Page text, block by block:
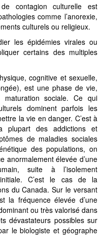
contagion culturelle est
comme l’anorexie,
culturels ou religieux.
les épidémies virales ou
certains des multiples
cognitive et sexuelle,
est une phase de vie,
sociale. Ce qui
dominent parfois les
la vie en danger. C’est à
plupart des addictions et
de maladies sociales
des populations, on
anormalement élevée d’une
suite à l’isolement
C’est le cas de la
du Canada. Sur le versant
la fréquence élevée d’une
ou très valorisé dans
dévastateurs possibles sur
le biologiste et géographe